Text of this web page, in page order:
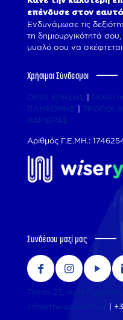
επένδυσε στον
Ενδυνάμωσε τις
τη δημιουργικότητά
μυαλό σου να σκέφτεται
Χρήσιμοι Σύνδεσμοι
ΟΡΟΙ ΧΡΗΣΗΣ
ΠΛΗΡΩΜΗΣ
ΤΡΟΠΟΙ
ΚΑΡΙΕΡΑΣ
Αριθμός Γ.Ε.ΜΗ.:
Συνδέσου μαζί μας
Τήνου 25, Αγία
info@thespeakers.gr